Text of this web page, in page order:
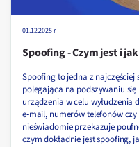
01.12.2025 r
Spoofing - Czym jest i
Spoofing to jedna z
polegająca na podszywaniu
urządzenia w celu wyłudzenia
e‑mail, numerów telefonów
nieświadomie przekazuje
czym dokładnie jest spoofing,